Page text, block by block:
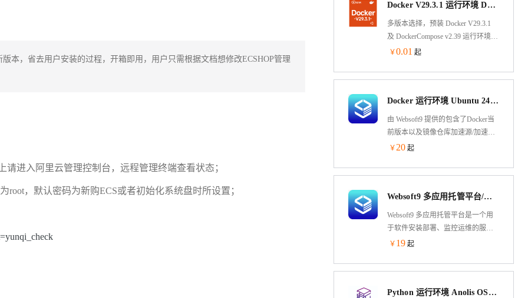
本，省去用户安装的过程，开箱即用，用户只需根据文档想修改ECSHOP管理
进入阿里云管理控制台，远程管理终端查看状态；
，默认密码为新购ECS或者初始化系统盘时所设置；
署，快速部署维护。允许实例简
单、快速地扩展。
Docker V29.3.1 运行环境 DockerCompose v2.39 Ubuntu 24.04 LTS 64 位
多版本选择，预装 Docker V29.3.1
及 DockerCompose v2.39 运行环境
基于Ubuntu 24.04 LTS 64-bit，可通
￥0.01 起
Docker 运行环境 Ubuntu 24.04（含可视化面板）
由 Websoft9 提供的包含了Docker当
前版本以及镜像仓库加速源/加速器
的 Ubuntu 镜像，预装可视化 Docker
应用部署建议。
￥ 20 起
Websoft9 多应用托管平台/运维面板/服务器管理（入门版）
Websoft9 多应用托管平台是一个用
于软件安装部署、监控运维的服务
器面板&PaaS 平台。它遵循 GitOps
￥ 19 起
Python 运行环境 Anolis OS（龙蜥国产化操作系统）